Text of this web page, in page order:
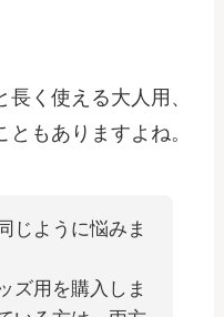
く使える大人用、
もありますよね。
じように悩みま
ズ用を購入しま